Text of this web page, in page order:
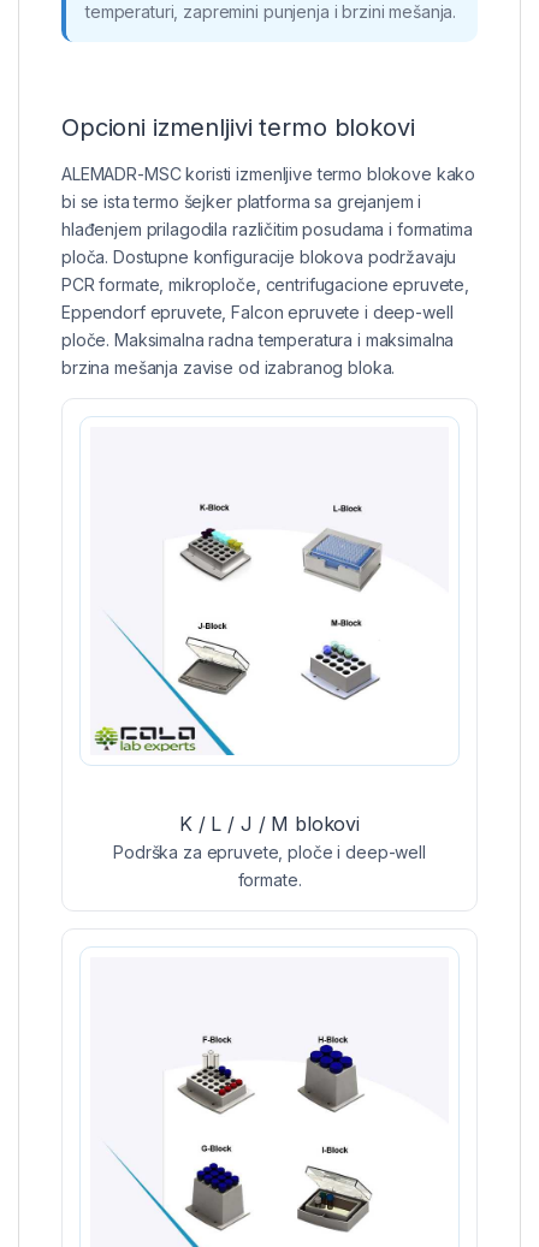
temperaturi, zapremini punjenja i brzini mešanja.
Opcioni izmenljivi termo blokovi
ALEMADR-MSC koristi izmenljive termo blokove kako
bi se ista termo šejker platforma sa grejanjem i
hlađenjem prilagodila različitim posudama i formatima
ploča. Dostupne konfiguracije blokova podržavaju
PCR formate, mikroploče, centrifugacione epruvete,
Eppendorf epruvete, Falcon epruvete i deep-well
ploče. Maksimalna radna temperatura i maksimalna
brzina mešanja zavise od izabranog bloka.
K / L / J / M blokovi
Podrška za epruvete, ploče i deep-well
formate.